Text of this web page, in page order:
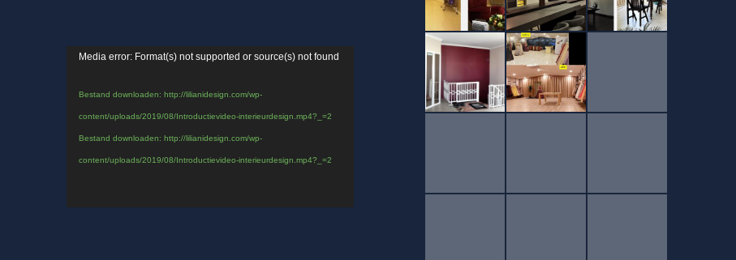
Videospeler
Media error: Format(s) not supported or source(s) not found
Bestand downloaden: http://lilianidesign.com/wp-
content/uploads/2019/08/Introductievideo-interieurdesign.mp4?_=2
Bestand downloaden: http://lilianidesign.com/wp-
content/uploads/2019/08/Introductievideo-interieurdesign.mp4?_=2